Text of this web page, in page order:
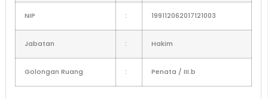
NIP : 199112062017121003
Jabatan : Hakim
Golongan Ruang : Penata / III.b